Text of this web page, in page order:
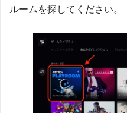
ルームを探してください。